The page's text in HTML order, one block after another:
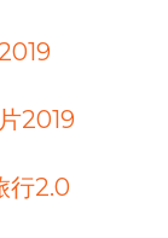
2019
行2.0